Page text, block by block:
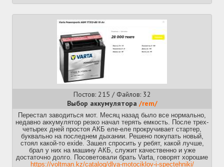
Постов: 215 / Файлов: 32
Выбор аккумулятора /rem/
Перестал заводиться мот. Месяц назад было все нормально,
недавно аккумулятор резко начал терять емкость. После трех-
четырех дней простоя АКБ еле-еле прокручивает стартер,
буквально на последнем дыхании. Решено покупать новый,
стоял какой-то exide. Зашел спросить у ребят, какой лучше,
брал у них на машину АКБ, служит качественно и уже
достаточно долго. Посоветовали брать Varta, говорят хорошие
https://voltman.kz/catalog/dlya-motociklov-i-spectehniki/